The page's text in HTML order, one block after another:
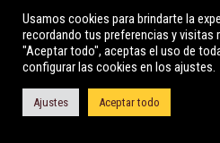
Usamos cookies para brindarte la
recordando tus preferencias y visitas
"Aceptar todo", aceptas el uso de
configurar las cookies en los ajustes.
Ajustes Aceptar todo